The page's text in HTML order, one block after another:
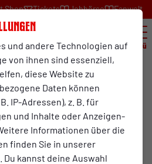
und andere Technologien auf
von ihnen sind essenziell,
diese Website zu
Daten können
IP-Adressen), z. B. für
und Inhalte oder Anzeigen-
Informationen über die
finden Sie in unserer
. Du kannst deine Auswahl
Shop Tickets Jobbörse Fanwelt
Menü
RWO - FC